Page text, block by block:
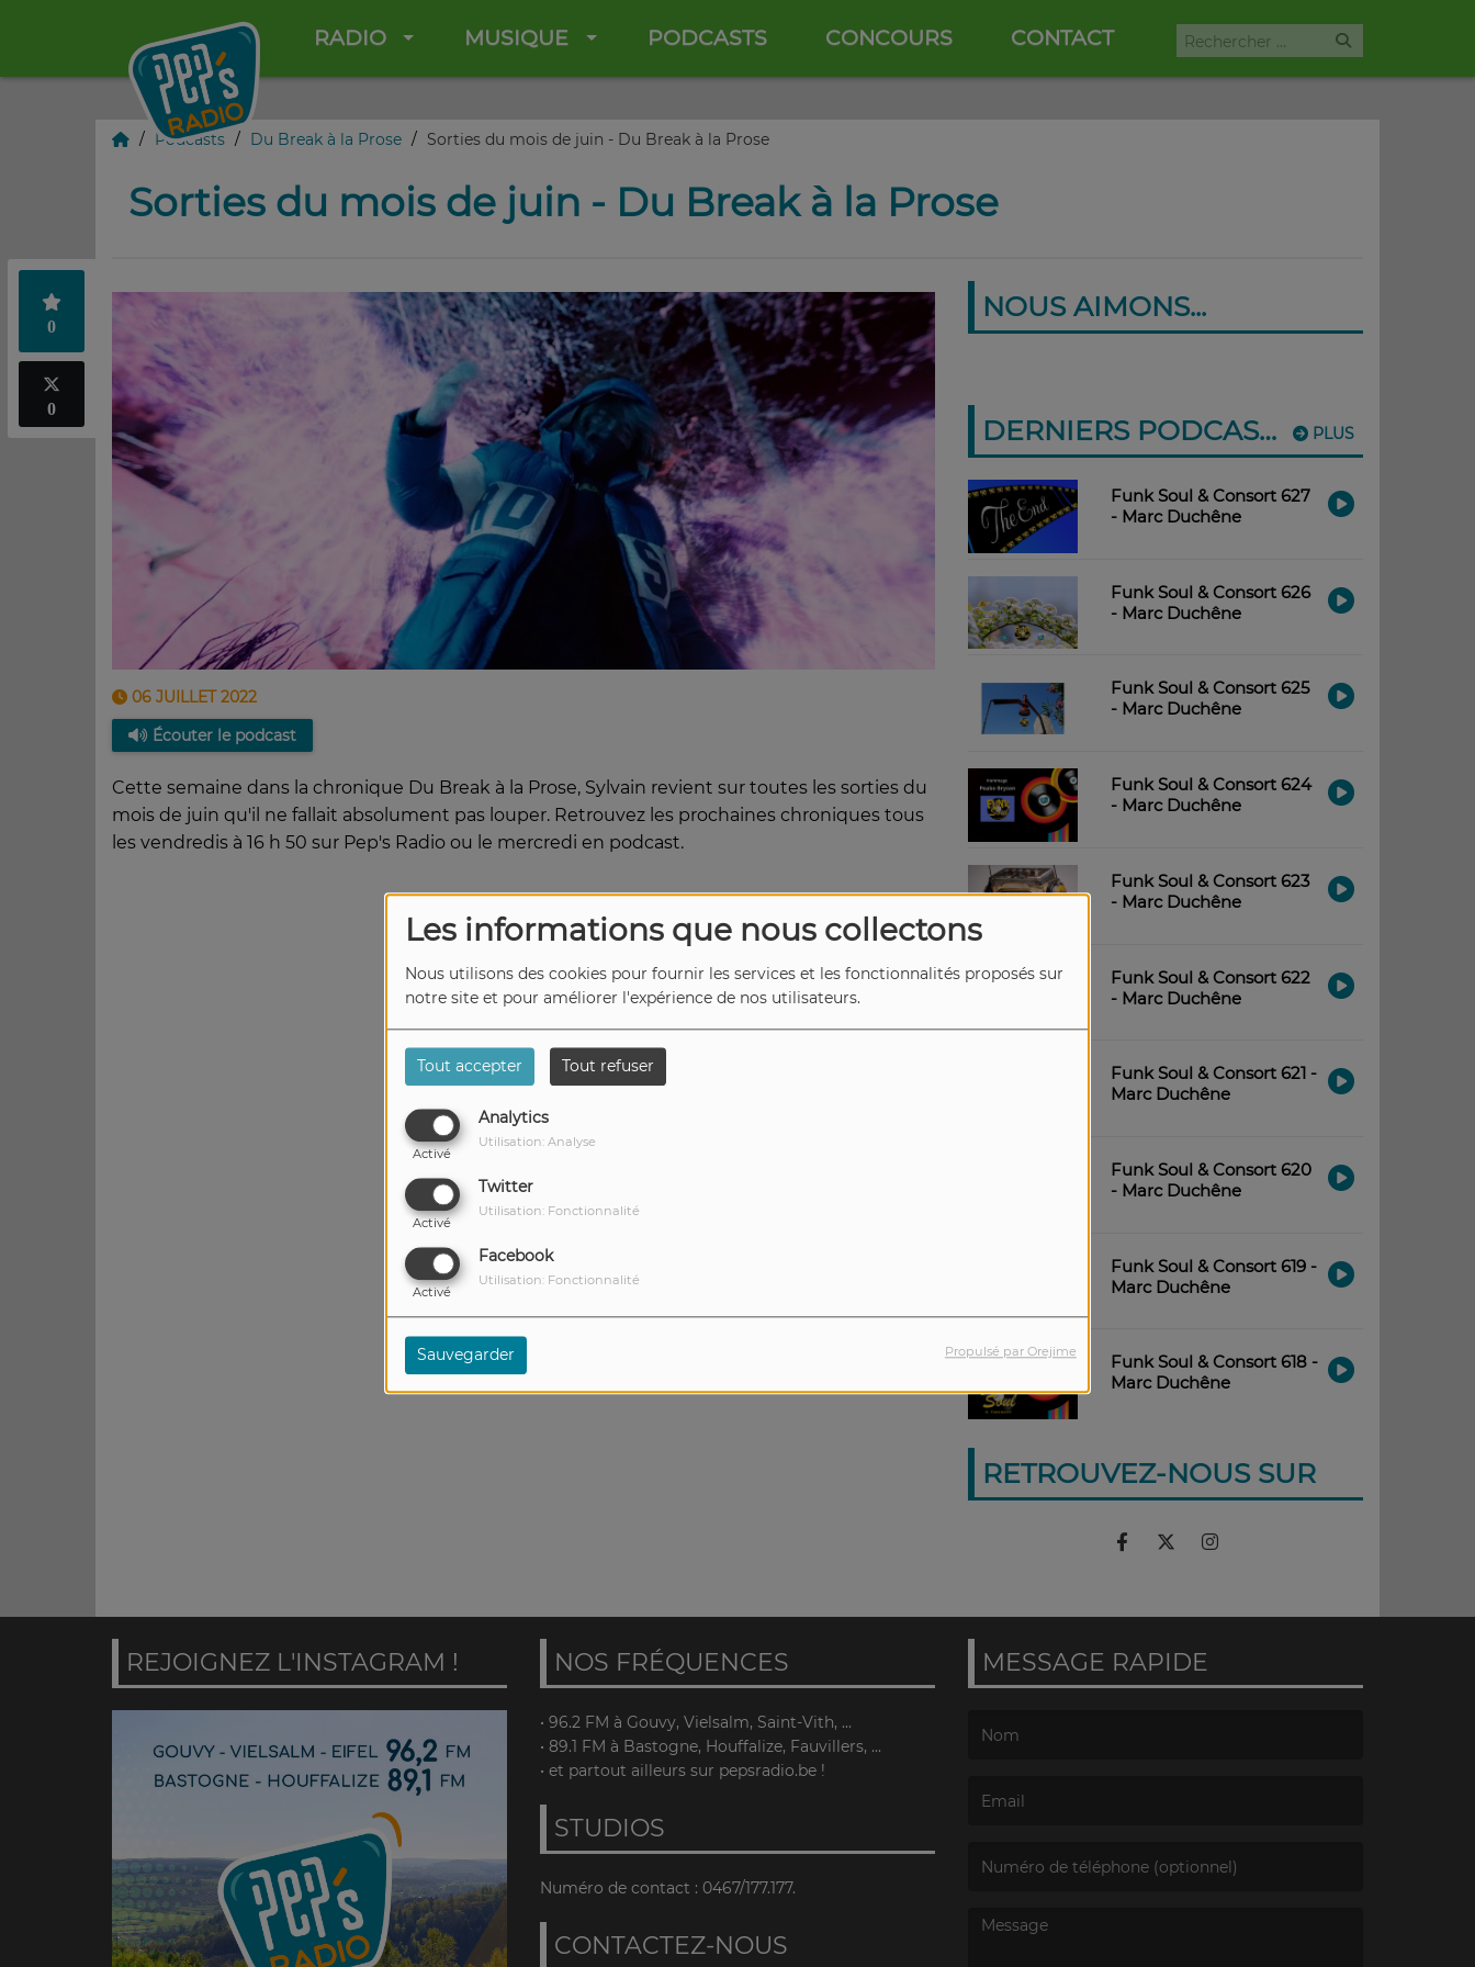
Les informations que nous collectons
Nous utilisons des cookies pour fournir les services et les fonctionnalités proposés sur
notre site et pour améliorer l'expérience de nos utilisateurs.
Tout accepter Tout refuser
Analytics
Activé
Utilisation: Analyse
Twitter
Activé
Utilisation: Fonctionnalité
Facebook
Activé
Utilisation: Fonctionnalité
Sauvegarder Propulsé par Orejime
RADIO MUSIQUE PODCASTS CONCOURS CONTACT
Podcasts Du Break à la Prose Sorties du mois de juin - Du Break à la Prose
Sorties du mois de juin - Du Break à la Prose
0
0
06 JUILLET 2022
Écouter le podcast
Cette semaine dans la chronique Du Break à la Prose, Sylvain revient sur toutes les sorties du
mois de juin qu'il ne fallait absolument pas louper. Retrouvez les prochaines chroniques tous
les vendredis à 16 h 50 sur Pep's Radio ou le mercredi en podcast.
NOUS AIMONS...
PLUS
DERNIERS PODCASTS
Funk Soul & Consort 627
- Marc Duchêne
Funk Soul & Consort 626
- Marc Duchêne
Funk Soul & Consort 625
- Marc Duchêne
Funk Soul & Consort 624
- Marc Duchêne
Funk Soul & Consort 623
- Marc Duchêne
Funk Soul & Consort 622
- Marc Duchêne
Funk Soul & Consort 621 -
Marc Duchêne
Funk Soul & Consort 620
- Marc Duchêne
Funk Soul & Consort 619 -
Marc Duchêne
Funk Soul & Consort 618 -
Marc Duchêne
RETROUVEZ-NOUS SUR
REJOIGNEZ L'INSTAGRAM ! NOS FRÉQUENCES
• 96.2 FM à Gouvy, Vielsalm, Saint-Vith, ...
• 89.1 FM à Bastogne, Houffalize, Fauvillers, ...
• et partout ailleurs sur pepsradio.be !
STUDIOS
Numéro de contact : 0467/177.177.
CONTACTEZ-NOUS
MESSAGE RAPIDE